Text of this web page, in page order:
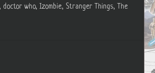
who, Izombie, Stranger Things, The